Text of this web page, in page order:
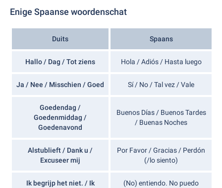
Enige Spaanse woordenschat
Duits Spaans
Hallo / Dag / Tot ziens Hola / Adiós / Hasta luego
Ja / Nee / Misschien / Goed Sí / No / Tal vez / Vale
Goedendag /
Goedenmiddag /
Goedenavond
Buenos Días / Buenos Tardes
/ Buenas Noches
Alstublieft / Dank u /
Excuseer mij
Por Favor / Gracias / Perdón
(/lo siento)
Ik begrijp het niet. / Ik
(No) entiendo. No puedo